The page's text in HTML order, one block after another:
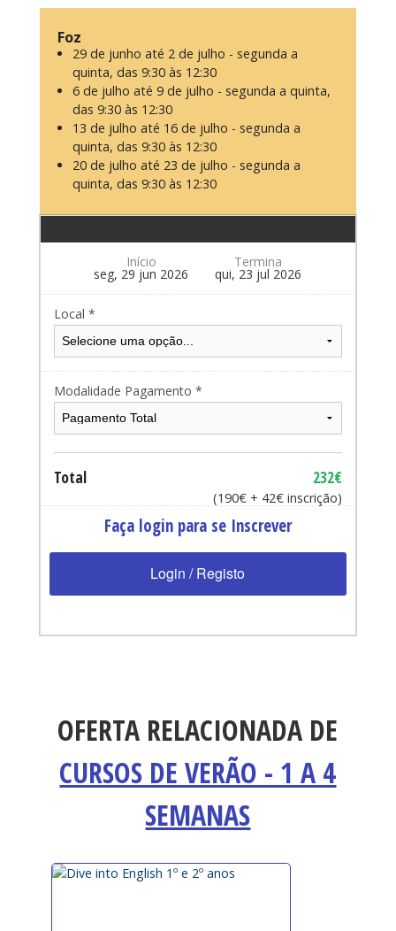
Foz
29 de junho até 2 de julho - segunda a
quinta, das 9:30 às 12:30
6 de julho até 9 de julho - segunda a quinta,
das 9:30 às 12:30
13 de julho até 16 de julho - segunda a
quinta, das 9:30 às 12:30
20 de julho até 23 de julho - segunda a
quinta, das 9:30 às 12:30
Início
seg, 29 jun 2026
Termina
qui, 23 jul 2026
Local *
Modalidade Pagamento *
Total 232€
(190€ + 42€ inscrição)
Faça login para se Inscrever
Login / Registo
OFERTA RELACIONADA DE
CURSOS DE VERÃO - 1 A 4
SEMANAS